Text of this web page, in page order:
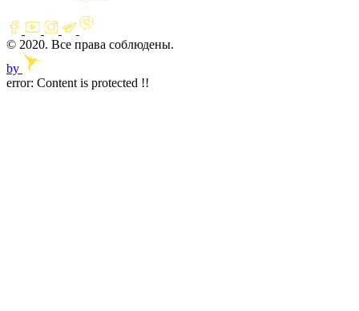
© 2020. Все права соблюдены.
by
error: Content is protected !!